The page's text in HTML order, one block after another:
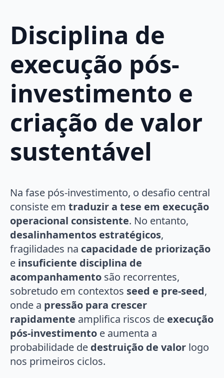
Disciplina de
execução pós-
investimento e
criação de valor
sustentável
Na fase pós-investimento, o desafio central
consiste em traduzir a tese em execução
operacional consistente. No entanto,
desalinhamentos estratégicos,
fragilidades na capacidade de priorização
e insuficiente disciplina de
acompanhamento são recorrentes,
sobretudo em contextos seed e pre-seed,
onde a pressão para crescer
rapidamente amplifica riscos de execução
pós-investimento e aumenta a
probabilidade de destruição de valor logo
nos primeiros ciclos.